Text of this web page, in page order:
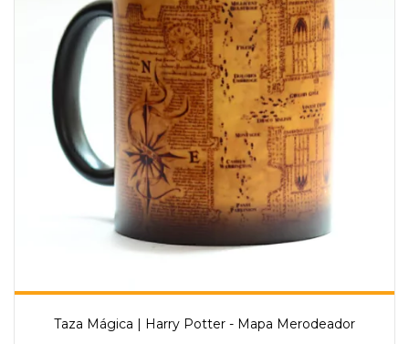
Taza Mágica | Harry Potter - Mapa Merodeador